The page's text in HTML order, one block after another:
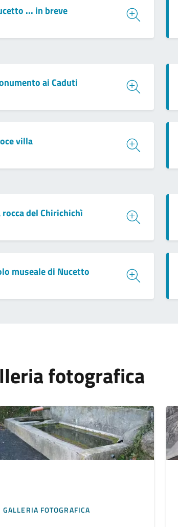
... in breve
ai Caduti
villa
rocca del Chirichichì
museale di Nucetto
fotografica
GALLERIA FOTOGRAFICA